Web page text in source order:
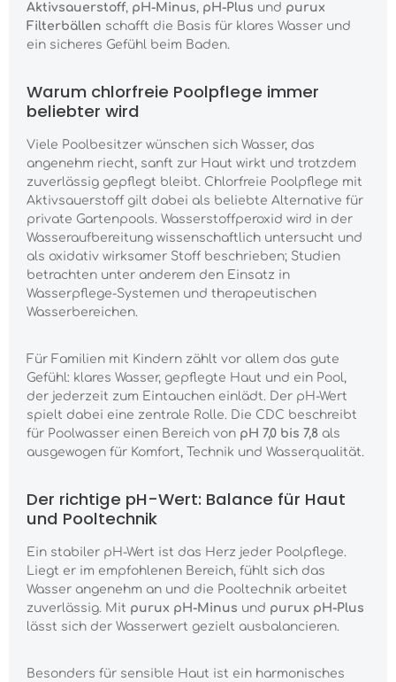
Aktivsauerstoff, pH-Minus, pH-Plus und purux
Filterbällen schafft die Basis für klares Wasser und
ein sicheres Gefühl beim Baden.
Warum chlorfreie Poolpflege immer
beliebter wird
Viele Poolbesitzer wünschen sich Wasser, das
angenehm riecht, sanft zur Haut wirkt und trotzdem
zuverlässig gepflegt bleibt. Chlorfreie Poolpflege mit
Aktivsauerstoff gilt dabei als beliebte Alternative für
private Gartenpools. Wasserstoffperoxid wird in der
Wasseraufbereitung wissenschaftlich untersucht und
als oxidativ wirksamer Stoff beschrieben; Studien
betrachten unter anderem den Einsatz in
Wasserpflege-Systemen und therapeutischen
Wasserbereichen.
Für Familien mit Kindern zählt vor allem das gute
Gefühl: klares Wasser, gepflegte Haut und ein Pool,
der jederzeit zum Eintauchen einlädt. Der pH-Wert
spielt dabei eine zentrale Rolle. Die CDC beschreibt
für Poolwasser einen Bereich von pH 7,0 bis 7,8 als
ausgewogen für Komfort, Technik und Wasserqualität.
Der richtige pH-Wert: Balance für Haut
und Pooltechnik
Ein stabiler pH-Wert ist das Herz jeder Poolpflege.
Liegt er im empfohlenen Bereich, fühlt sich das
Wasser angenehm an und die Pooltechnik arbeitet
zuverlässig. Mit purux pH-Minus und purux pH-Plus
lässt sich der Wasserwert gezielt ausbalancieren.
Besonders für sensible Haut ist ein harmonisches